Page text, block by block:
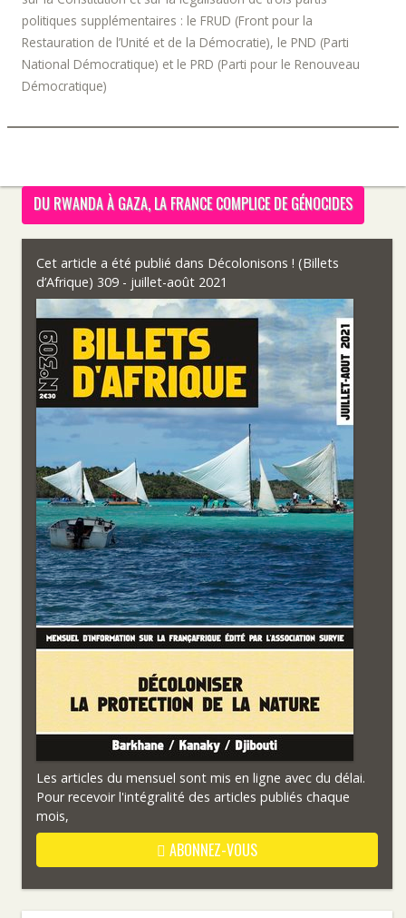
politiques supplémentaires : le FRUD (Front pour la
Restauration de l’Unité et de la Démocratie), le PND (Parti
National Démocratique) et le PRD (Parti pour le Renouveau
Démocratique)
DU RWANDA À GAZA, LA FRANCE COMPLICE DE GÉNOCIDES
Cet article a été publié dans Décolonisons ! (Billets
d’Afrique) 309 - juillet-août 2021
Les articles du mensuel sont mis en ligne avec du délai.
Pour recevoir l'intégralité des articles publiés chaque
mois,
ABONNEZ-VOUS